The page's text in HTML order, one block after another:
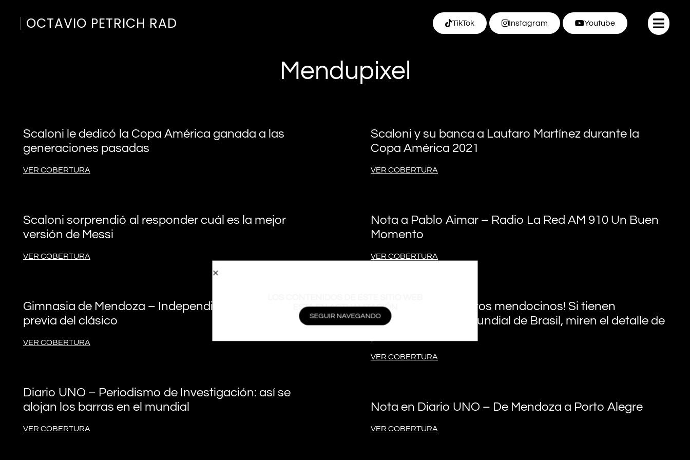
OCTAVIO PETRICH RAD TikTok Instagram Youtube
Mendupixel
Scaloni le dedicó la Copa América ganada a las
generaciones pasadas
VER COBERTURA
Scaloni y su banca a Lautaro Martínez durante la
Copa América 2021
VER COBERTURA
Scaloni sorprendió al responder cuál es la mejor
versión de Messi
VER COBERTURA
Nota a Pablo Aimar – Radio La Red AM 910 Un Buen
Momento
VER COBERTURA
Gimnasia de Mendoza – Independiente Rivadavia, la
previa del clásico
VER COBERTURA
Diario UNO – ¡Atentos mendocinos! Si tienen
pensado viajar al Mundial de Brasil, miren el detalle de
VER COBERTURA
Diario UNO – Periodismo de Investigación: así se
alojan los barras en el mundial
VER COBERTURA
Nota en Diario UNO – De Mendoza a Porto Alegre
VER COBERTURA
SEGUIR NAVEGANDO